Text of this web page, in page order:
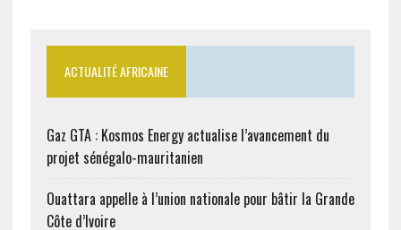
ACTUALITÉ AFRICAINE
Gaz GTA : Kosmos Energy actualise l’avancement du
projet sénégalo-mauritanien
Ouattara appelle à l’union nationale pour bâtir la Grande
Côte d’Ivoire